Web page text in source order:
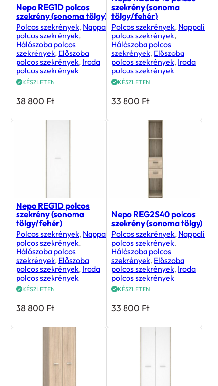
Nepo REG1D polcos
szekrény (sonoma tölgy)
Polcos szekrények, Nappali
polcos szekrények,
Hálószoba polcos
szekrények, Előszoba
polcos szekrények, Iroda
polcos szekrények
KÉSZLETEN
38 800 Ft
szekrény (sonoma
tölgy/fehér)
Polcos szekrények, Nappali
polcos szekrények,
Hálószoba polcos
szekrények, Előszoba
polcos szekrények, Iroda
polcos szekrények
KÉSZLETEN
33 800 Ft
Nepo REG1D polcos
szekrény (sonoma
tölgy/fehér)
Polcos szekrények, Nappali
polcos szekrények,
Hálószoba polcos
szekrények, Előszoba
polcos szekrények, Iroda
polcos szekrények
KÉSZLETEN
38 800 Ft
Nepo REG2S40 polcos
szekrény (sonoma tölgy)
Polcos szekrények, Nappali
polcos szekrények,
Hálószoba polcos
szekrények, Előszoba
polcos szekrények, Iroda
polcos szekrények
KÉSZLETEN
33 800 Ft